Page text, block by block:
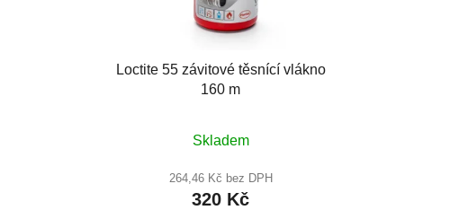
Loctite 55 závitové těsnící vlákno
160 m
hodnocení
produktu
je
Skladem
264,46 Kč bez DPH
320 Kč